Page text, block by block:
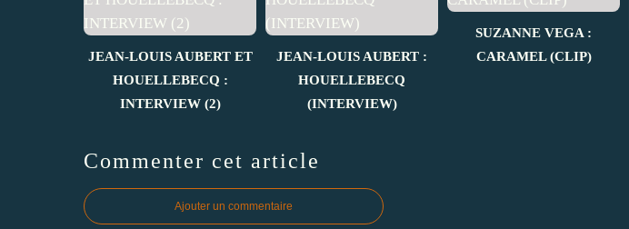
JEAN-LOUIS AUBERT ET
HOUELLEBECQ :
INTERVIEW (2)
JEAN-LOUIS AUBERT :
HOUELLEBECQ
(INTERVIEW)
SUZANNE VEGA :
CARAMEL (CLIP)
Commenter cet article
Ajouter un commentaire